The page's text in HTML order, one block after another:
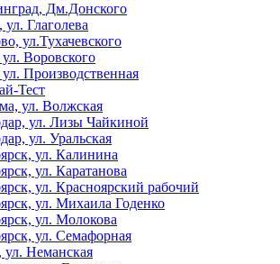
Дм.Донского
ул. Глаголева
ул.Тухачевского
Воровского
Производственная
Тест
ул. Волжская
ул. Лизы Чайкиной
ул. Уральская
ул. Калинина
ул. Каратанова
ул. Красноярский рабочий
ул. Михаила Годенко
ул. Молокова
ул. Семафорная
Неманская